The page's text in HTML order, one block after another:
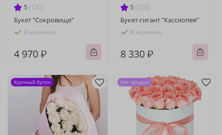
5 (126)
Букет "Сокровище"
В наличии
4 970 ₽
5 (250)
Букет-гигант "Кассиопея"
В наличии
8 330 ₽
Крупный бутон Хит продаж